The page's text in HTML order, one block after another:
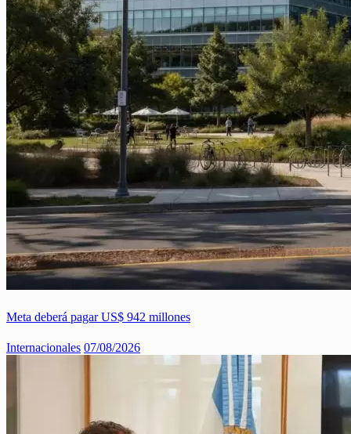
Meta deberá pagar US$ 942 millones
Internacionales 07/08/2026